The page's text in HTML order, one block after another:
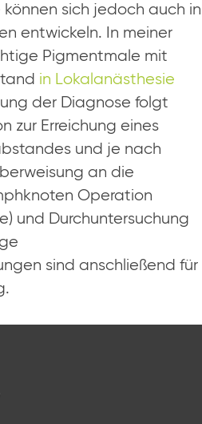
sich jedoch auch in
entwickeln. In meiner
Pigmentmale mit
in Lokalanästhesie
der Diagnose folgt
zur Erreichung eines
und je nach
an die
Operation
und Durchuntersuchung
sind anschließend für